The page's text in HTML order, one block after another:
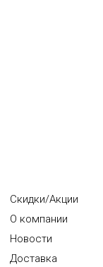
Скидки/Акции
О компании
Новости
Доставка